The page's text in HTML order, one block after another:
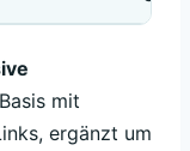
mit
ergänzt um